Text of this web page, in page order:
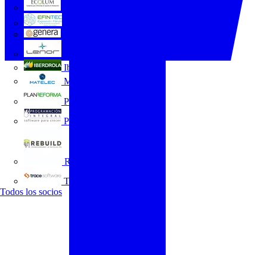
Iberdrola
MATELEC
Plan Reforma
Programación Integral
REBUILD
Trace Software
Todos los socios